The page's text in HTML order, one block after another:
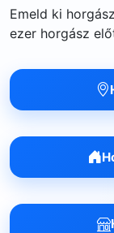
Emeld ki
ezer horgász